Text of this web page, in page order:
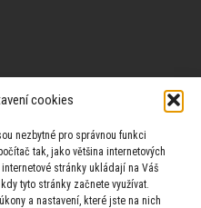
cookies
nezbytné pro správnou funkci
tak, jako většina internetových
stránky ukládají na Váš
tyto stránky začnete využívat.
a nastavení, které jste na nich
3
jednotliví autoři.